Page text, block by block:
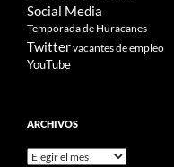
Social Media
Temporada de Huracanes
Twittervacantes de empleo
YouTube
ARCHIVOS
Archivos